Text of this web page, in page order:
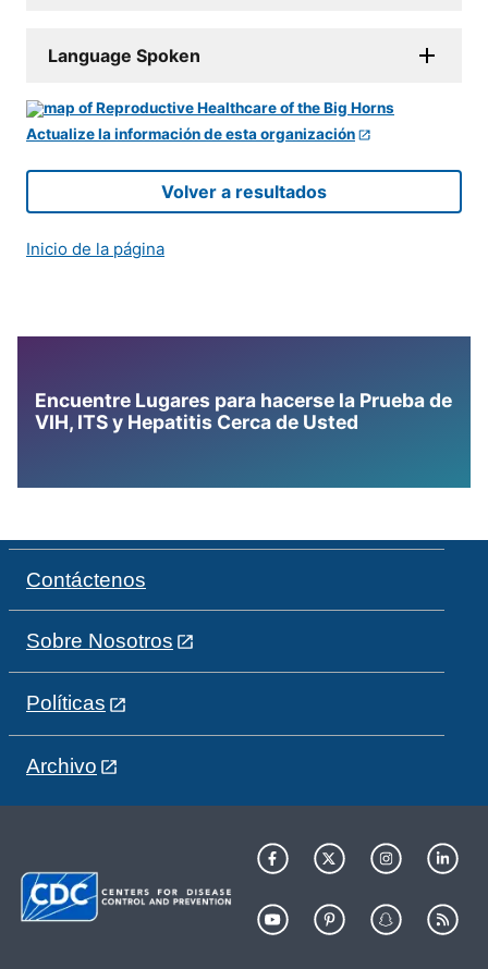
Language Spoken
Actualize la información de esta organización
Volver a resultados
Inicio de la página
Encuentre Lugares para hacerse la Prueba de
VIH, ITS y Hepatitis Cerca de Usted
Contáctenos
Sobre Nosotros
Políticas
Archivo